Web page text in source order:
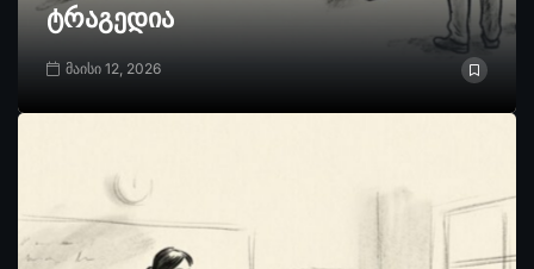
ტრაგედია
მაისი 12, 2026